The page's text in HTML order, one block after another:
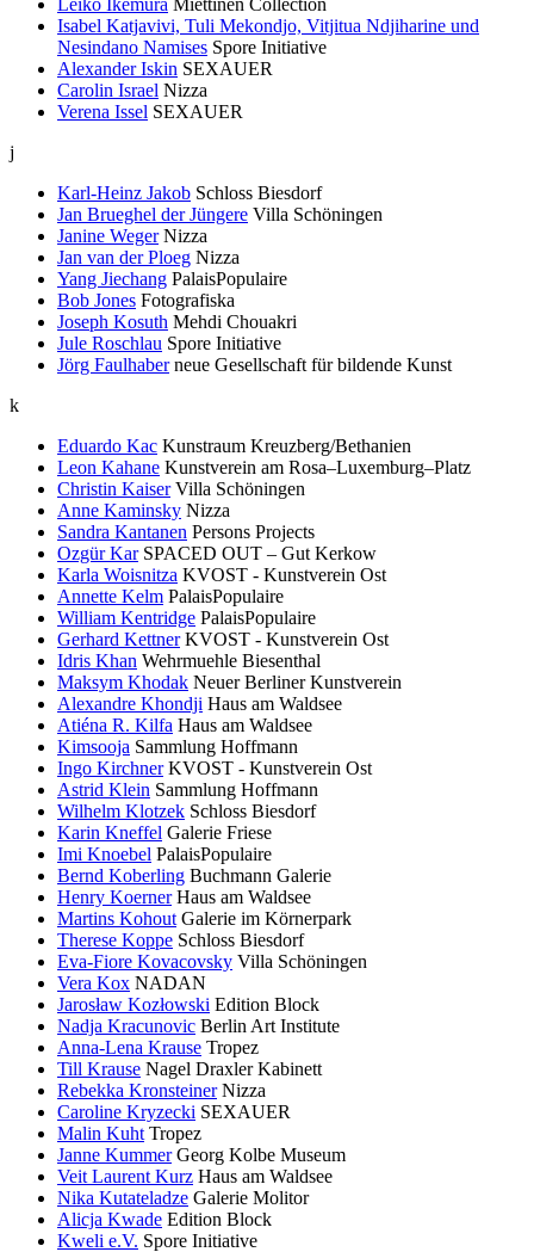
Isabel Katjavivi, Tuli Mekondjo, Vitjitua Ndjiharine und
Nesindano Namises Spore Initiative
Alexander Iskin SEXAUER
Carolin Israel Nizza
Verena Issel SEXAUER
j
Karl-Heinz Jakob Schloss Biesdorf
Jan Brueghel der Jüngere Villa Schöningen
Janine Weger Nizza
Jan van der Ploeg Nizza
Yang Jiechang PalaisPopulaire
Bob Jones Fotografiska
Joseph Kosuth Mehdi Chouakri
Jule Roschlau Spore Initiative
Jörg Faulhaber neue Gesellschaft für bildende Kunst
k
Eduardo Kac Kunstraum Kreuzberg/Bethanien
Leon Kahane Kunstverein am Rosa–Luxemburg–Platz
Christin Kaiser Villa Schöningen
Anne Kaminsky Nizza
Sandra Kantanen Persons Projects
Ozgür Kar SPACED OUT – Gut Kerkow
Karla Woisnitza KVOST - Kunstverein Ost
Annette Kelm PalaisPopulaire
William Kentridge PalaisPopulaire
Gerhard Kettner KVOST - Kunstverein Ost
Idris Khan Wehrmuehle Biesenthal
Maksym Khodak Neuer Berliner Kunstverein
Alexandre Khondji Haus am Waldsee
Atiéna R. Kilfa Haus am Waldsee
Kimsooja Sammlung Hoffmann
Ingo Kirchner KVOST - Kunstverein Ost
Astrid Klein Sammlung Hoffmann
Wilhelm Klotzek Schloss Biesdorf
Karin Kneffel Galerie Friese
Imi Knoebel PalaisPopulaire
Bernd Koberling Buchmann Galerie
Henry Koerner Haus am Waldsee
Martins Kohout Galerie im Körnerpark
Therese Koppe Schloss Biesdorf
Eva-Fiore Kovacovsky Villa Schöningen
Vera Kox NADAN
Jarosław Kozłowski Edition Block
Nadja Kracunovic Berlin Art Institute
Anna-Lena Krause Tropez
Till Krause Nagel Draxler Kabinett
Rebekka Kronsteiner Nizza
Caroline Kryzecki SEXAUER
Malin Kuht Tropez
Janne Kummer Georg Kolbe Museum
Veit Laurent Kurz Haus am Waldsee
Nika Kutateladze Galerie Molitor
Alicja Kwade Edition Block
Kweli e.V. Spore Initiative